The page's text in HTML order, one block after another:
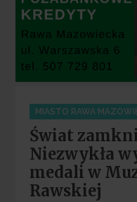
Categories
MIASTO RAWA
Świat
Niezwykła
medali w
Rawskiej